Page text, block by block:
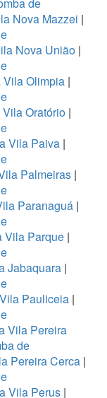
de
Nova Mazzei |
Nova União |
Vila Olimpia |
Oratório |
Vila Paiva |
Palmeiras|
Paranaguá |
Vila Parque|
Jabaquara|
Pauliceia |
Vila Pereira
de
Pereira Cerca |
Vila Perus|